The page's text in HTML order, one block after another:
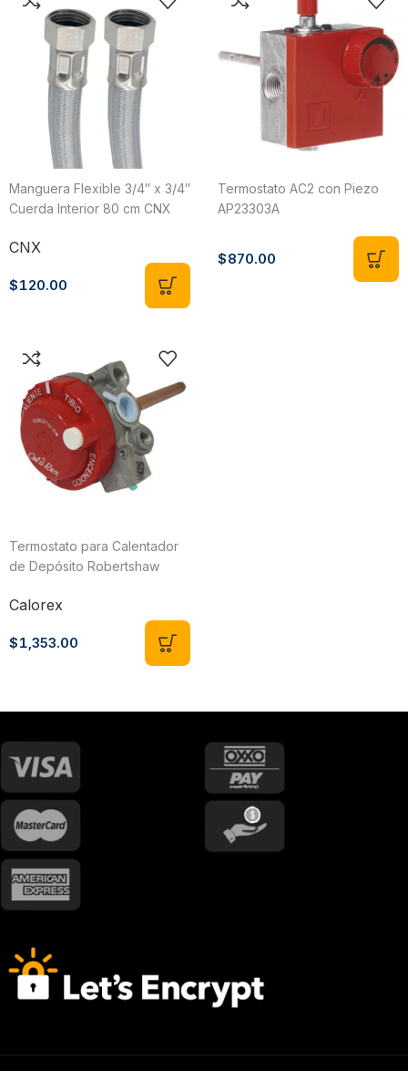
Manguera Flexible 3/4″ x 3/4″
Cuerda Interior 80 cm CNX
CNX
$120.00
Termostato AC2 con Piezo
AP23303A
$870.00
Termostato para Calentador
de Depósito Robertshaw
Calorex
$1,353.00